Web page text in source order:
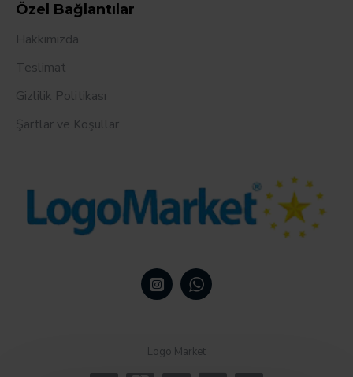
Özel Bağlantılar
Hakkımızda
Teslimat
Gizlilik Politikası
Şartlar ve Koşullar
Logo Market